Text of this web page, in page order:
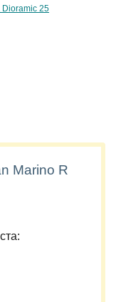
Dioramic 25
Marino R